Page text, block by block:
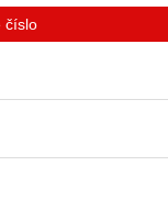
číslo